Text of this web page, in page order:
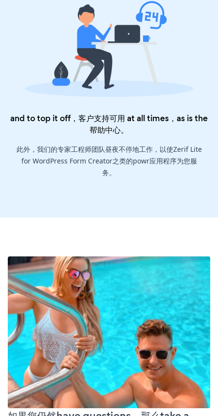
and to top it off，客户支持可用 at all times，as is the
帮助中心。
此外，我们的专家工程师团队昼夜不停地工作，以使Zerif Lite
for WordPress Form Creator之类的powr应用程序为您服
务。